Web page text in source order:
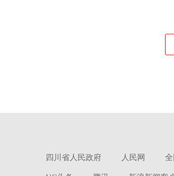
四川省人民政府 人民网